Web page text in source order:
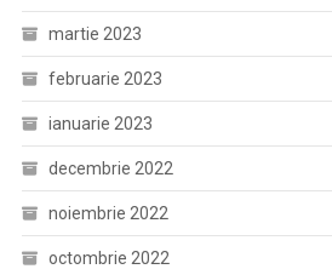
martie 2023
februarie 2023
ianuarie 2023
decembrie 2022
noiembrie 2022
octombrie 2022